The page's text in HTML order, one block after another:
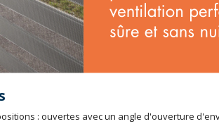
: ouvertes avec un angle d'ouverture